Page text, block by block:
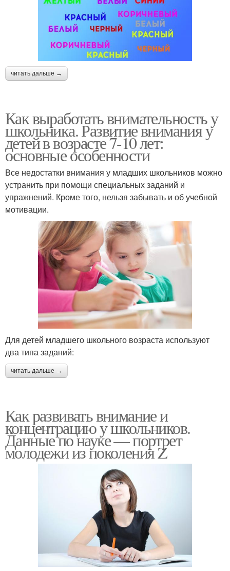
читать дальше →
Как выработать внимательность у
школьника. Развитие внимания у
детей в возрасте 7-10 лет:
основные особенности
Все недостатки внимания у младших школьников можно
устранить при помощи специальных заданий и
упражнений. Кроме того, нельзя забывать и об учебной
мотивации.
Для детей младшего школьного возраста используют
два типа заданий:
читать дальше →
Как развивать внимание и
концентрацию у школьников.
Данные по науке — портрет
молодежи из поколения Z